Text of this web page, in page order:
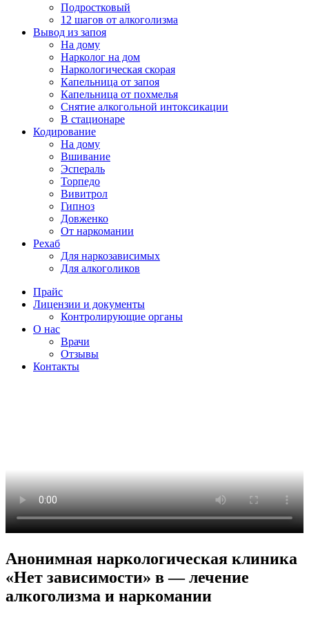
Подростковый
12 шагов от алкоголизма
Вывод из запоя
На дому
Нарколог на дом
Наркологическая скорая
Капельница от запоя
Капельница от похмелья
Снятие алкогольной интоксикации
В стационаре
Кодирование
На дому
Вшивание
Эспераль
Торпедо
Вивитрол
Гипноз
Довженко
От наркомании
Рехаб
Для наркозависимых
Для алкоголиков
Прайс
Лицензии и документы
Контролирующие органы
О нас
Врачи
Отзывы
Контакты
Анонимная наркологическая клиника
«Нет зависимости» в — лечение
алкоголизма и наркомании